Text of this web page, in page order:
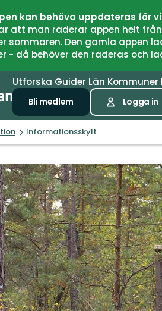
kan behöva uppdateras för
att man raderar appen helt
sommaren. Den gamla
- då behöver den raderas och
Utforska Guider Län Kommuner
Bli medlem Logga in
Informationsskylt